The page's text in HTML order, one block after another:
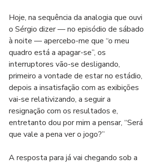
Hoje, na sequência da analogia que ouvi
o Sérgio dizer — no episódio de sábado
à noite — apercebo-me que “o meu
quadro está a apagar-se”, os
interruptores vão-se desligando,
primeiro a vontade de estar no estádio,
depois a insatisfação com as exibições
vai-se relativizando, a seguir a
resignação com os resultados e,
entretanto dou por mim a pensar, “Será
que vale a pena ver o jogo?”
A resposta para já vai chegando sob a